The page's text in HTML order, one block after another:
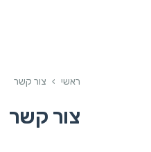
ראשי › צור קשר
צור קשר